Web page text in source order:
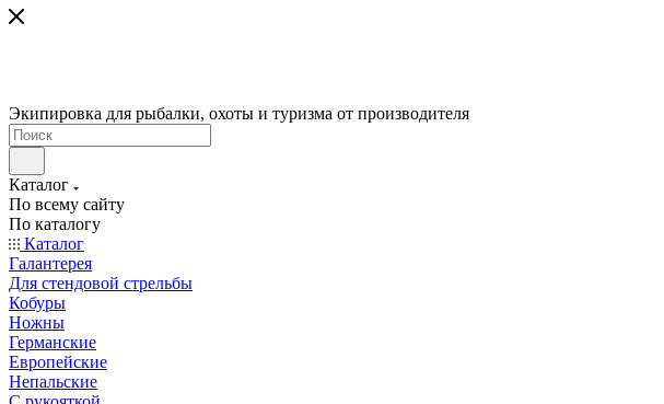
Экипировка для рыбалки, охоты и туризма от производителя
Каталог
По всему сайту
По каталогу
Каталог
Галантерея
Для стендовой стрельбы
Кобуры
Ножны
Германские
Европейские
Непальские